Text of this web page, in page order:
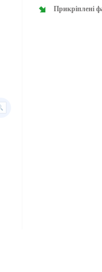
Прикріплені